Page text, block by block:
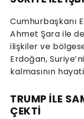
Cumhurbaşkanı
Ahmet Şara ile
ilişkiler ve
Erdoğan,
kalmasının
TRUMP İLE
ÇEKTİ